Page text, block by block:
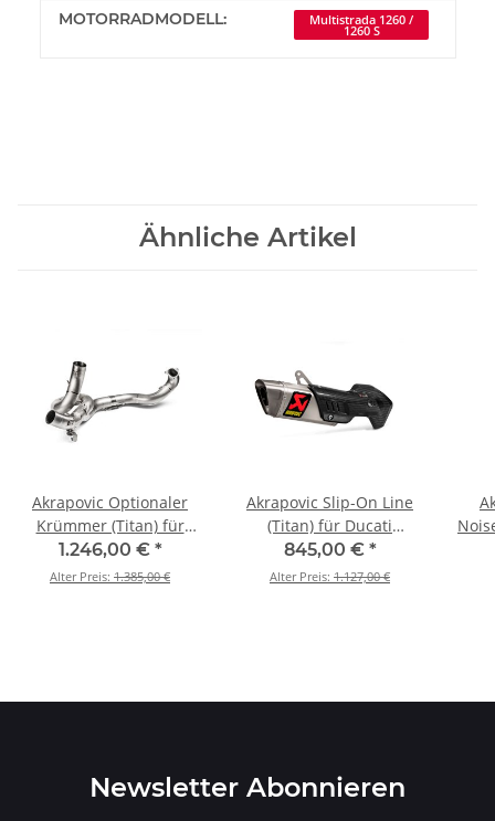
MOTORRADMODELL: Multistrada 1260 /
1260 S
Ähnliche Artikel
Akrapovic Optionaler
Krümmer (Titan) für
Ducati Multistrada 1260
/ 1260 S - BJ. 2018 > 2020
1.246,00 € *
Alter Preis: 1.385,00 €
Akrapovic Slip-On Line
(Titan) für Ducati
Multistrada 1260 / 1260
S - BJ. 2018 > 2020 (S-
845,00 € *
Alter Preis: 1.127,00 €
Newsletter Abonnieren